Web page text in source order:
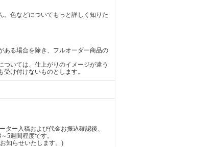
。色などについてもっと詳しく知りた
ある場合を除き、フルオーダー商品の
ついては、仕上がりのイメージが違う
け付けないものとします。
ター入稿および代金お振込確認後、
5週間程度です。
知らせいたします。)